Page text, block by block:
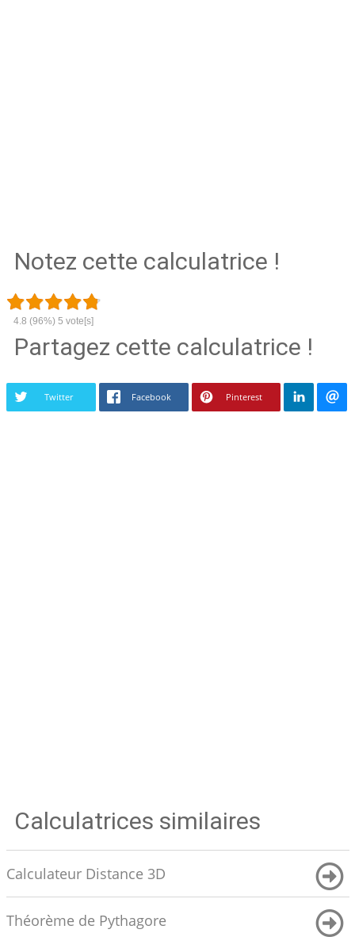
Notez cette calculatrice !
4.8 (96%) 5 vote[s]
Partagez cette calculatrice !
Twitter Facebook Pinterest
Calculatrices similaires
Calculateur Distance 3D
Théorème de Pythagore